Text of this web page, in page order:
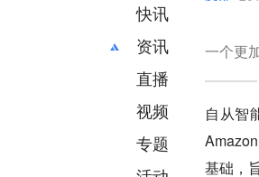
快讯
资讯
推荐
财经
项目推荐
直播
视频
专题
一个更
自从智
基础，